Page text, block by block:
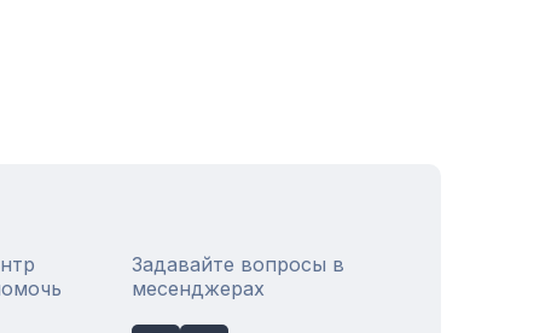
Задавайте вопросы в
месенджерах